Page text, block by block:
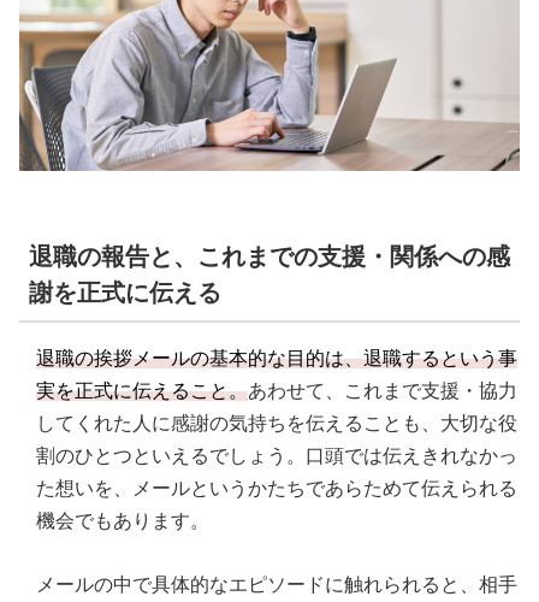
退職の報告と、これまでの支援・関係への感
謝を正式に伝える
退職の挨拶メールの基本的な目的は、退職するという事
実を正式に伝えること。あわせて、これまで支援・協力
してくれた人に感謝の気持ちを伝えることも、大切な役
割のひとつといえるでしょう。口頭では伝えきれなかっ
た想いを、メールというかたちであらためて伝えられる
機会でもあります。
メールの中で具体的なエピソードに触れられると、相手